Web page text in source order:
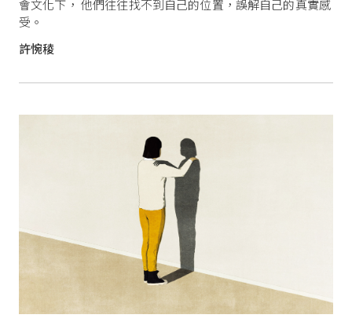
會文化下， 他們往往找不到自己的位置，誤解自己的真實感
受。
許惋稜